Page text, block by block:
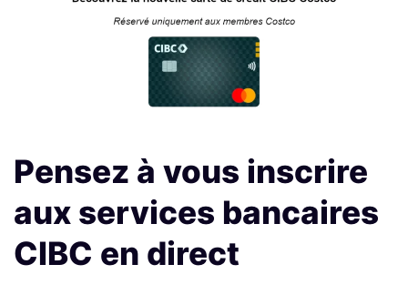
Pensez à vous inscrire
aux services bancaires
CIBC en direct